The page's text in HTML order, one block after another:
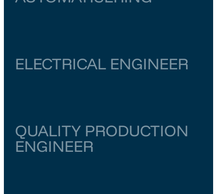
ELECTRICAL ENGINEER
QUALITY PRODUCTION
ENGINEER